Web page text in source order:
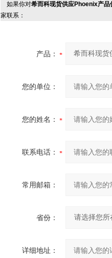
如果你对希而科现货供应Phoenix产品
家联系：
产品：
您的单位：
您的姓名：
联系电话：
常用邮箱：
省份：
详细地址：